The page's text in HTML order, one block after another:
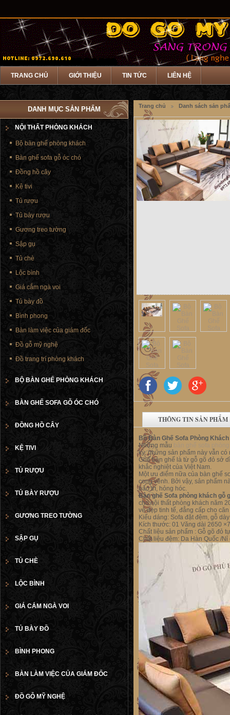
TRANG CHỦ GIỚI THIỆU TIN TỨC LIÊN HỆ
Trang chủ Danh sách sản
THÔNG TIN SẢN PHẨM
Bộ Bàn Ghế Sofa Phòng
Những mẫu
kỳ, những sản phẩm này vẫn
Ghế bàn ghế là từ gỗ gõ đỏ sở
khắc nghiệt của Việt Nam.
Một ưu điểm nữa của bàn ghế
cong vênh. Bởi vậy, sản phẩm
bảo trì, hỏng hóc.
Bàn ghế Sofa phòng khách gỗ
cho nội thất phòng khách năm
vẻ đẹp tinh tế, đẳng cấp cho
Kiểu dáng: Sofa đặt đệm, gỗ
Kích thước: 01 Văng dài 2650
Chất liệu sản phẩm : Gỗ gõ đỏ
Chất liệu đệm: Da Hàn Quốc /Nỉ
DANH MỤC SẢN PHẨM
NỘI THẤT PHÒNG KHÁCH
Bộ bàn ghế phòng khách
Bàn ghế sofa gỗ óc chó
Đồng hồ cây
Kệ tivi
Tủ rượu
Tủ bày rượu
Gương treo tường
Sập gụ
Tủ chè
Lộc bình
Giá cắm ngà voi
Tủ bày đồ
Bình phong
Bàn làm việc của giám đốc
Đồ gỗ mỹ nghệ
Đồ trang trí phòng khách
BỘ BÀN GHẾ PHÒNG KHÁCH
BÀN GHẾ SOFA GỖ ÓC CHÓ
ĐỒNG HỒ CÂY
KỆ TIVI
TỦ RƯỢU
TỦ BÀY RƯỢU
GƯƠNG TREO TƯỜNG
SẬP GỤ
TỦ CHÈ
LỘC BÌNH
GIÁ CẮM NGÀ VOI
TỦ BÀY ĐỒ
BÌNH PHONG
BÀN LÀM VIỆC CỦA GIÁM ĐỐC
ĐỒ GỖ MỸ NGHỆ